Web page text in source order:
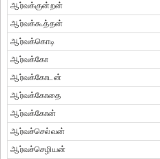
ஆர்வக்குன்றன்
ஆர்வக்கூத்தன்
ஆர்வக்கொடி
ஆர்வக்கோ
ஆர்வக்கோடன்
ஆர்வக்கோதை
ஆர்வக்கோன்
ஆர்வச்செல்வன்
ஆர்வச்செழியன்